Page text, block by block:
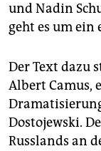
und Nadin
geht es um ein
Der Text dazu
Albert Camus,
Dostojewski.
Russlands an